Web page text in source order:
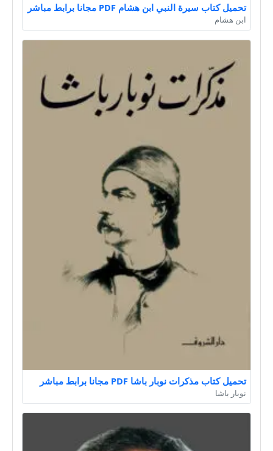
تحميل كتاب سيرة النبي ابن هشام PDF مجانا برابط مباشر
ابن هشام
تحميل كتاب مذكرات نوبار باشا PDF مجانا برابط مباشر
نوبار باشا